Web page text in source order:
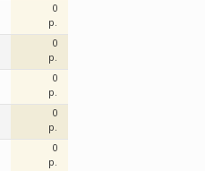
0
p.
0
p.
0
p.
0
p.
0
p.